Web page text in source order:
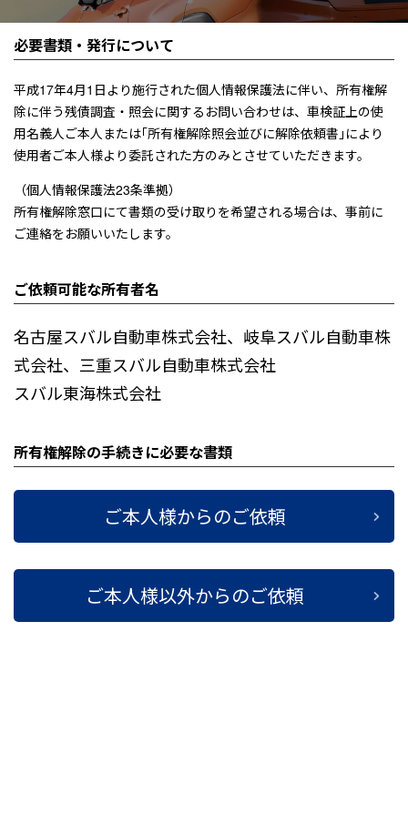
必要書類・発行について
平成17年4月1日より施行された個人情報保護法に伴い、所有権解
除に伴う残債調査・照会に関するお問い合わせは、車検証上の使
用名義人ご本人または｢所有権解除照会並びに解除依頼書｣により
使用者ご本人様より委託された方のみとさせていただきます。
（個人情報保護法23条準拠）
所有権解除窓口にて書類の受け取りを希望される場合は、事前に
ご連絡をお願いいたします。
ご依頼可能な所有者名
名古屋スバル自動車株式会社、岐阜スバル自動車株
式会社、三重スバル自動車株式会社
スバル東海株式会社
所有権解除の手続きに必要な書類
ご本人様からのご依頼
ご本人様以外からのご依頼